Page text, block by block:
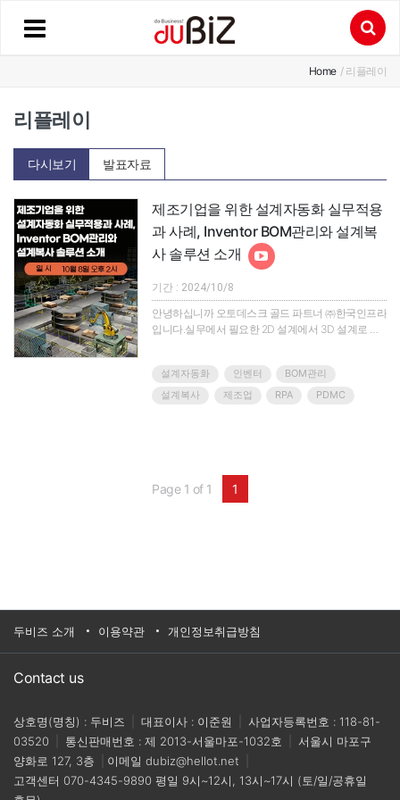
Home / 리플레이
리플레이
다시보기 발표자료
제조기업을 위한 설계자동화 실무적용
과 사례, Inventor BOM관리와 설계복
사 솔루션 소개
기간 : 2024/10/8
안녕하십니까 오토데스크 골드 파트너 ㈜한국인프라
입니다.실무에서 필요한 2D 설계에서 3D 설계로 설
업무 자동화에 대한 실제 사례와 한국인프라에서 개
발한 인벤터의 3rd Party "Inventor Master for 설계복
설계자동화 인벤터
BOM관리
설계복사
제조업 RPA PDMC
Page 1 of 1 1
두비즈 소개 이용약관 개인정보취급방침
Contact us
상호명(명칭) : 두비즈 대표이사 : 이준원
사업자등록번호 : 118-81-
03520
통신판매번호 : 제 2013-서울마포-1032호
서울시 마포구
양화로 127, 3층
이메일 dubiz@hellot.net
고객센터 070-4345-9890 평일 9시~12시, 13시~17시 (토/일/공휴일